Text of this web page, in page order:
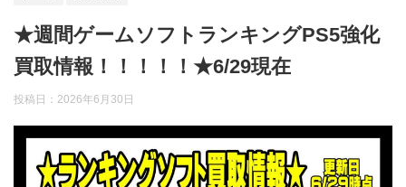
★週間ゲームソフトランキングPS5強化
買取情報！！！！！★6/29現在
投稿日： 2026年6月30日